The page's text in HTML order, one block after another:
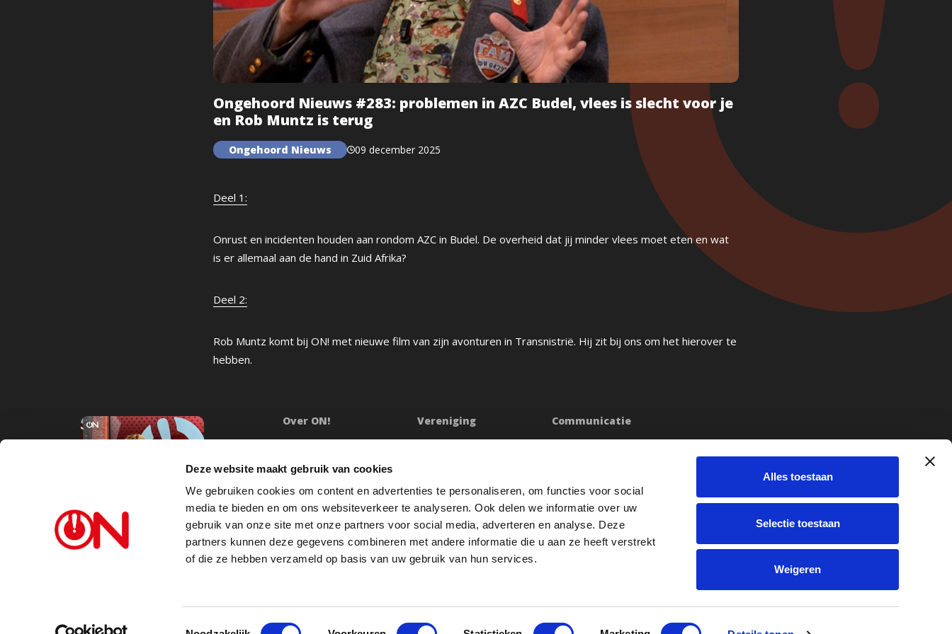
Deze website maakt gebruik van cookies
We gebruiken cookies om content en advertenties te personaliseren, om functies voor social
media te bieden en om ons websiteverkeer te analyseren. Ook delen we informatie over uw
gebruik van onze site met onze partners voor social media, adverteren en analyse. Deze
partners kunnen deze gegevens combineren met andere informatie die u aan ze heeft verstrekt
of die ze hebben verzameld op basis van uw gebruik van hun services.
Toestemmingsselectie
Alles toestaan
Selectie toestaan
Weigeren
Ongehoord Nieuws #283: problemen in AZC Budel, vlees is slecht voor je
en Rob Muntz is terug
Ongehoord Nieuws 09 december 2025
Deel 1:
Onrust en incidenten houden aan rondom AZC in Budel. De overheid dat jij minder vlees moet eten en wat
is er allemaal aan de hand in Zuid Afrika?
Deel 2:
Rob Muntz komt bij ON! met nieuwe film van zijn avonturen in Transnistrië. Hij zit bij ons om het hierover te
hebben.
Over ON!
Onze missie
Word lid
Steunbetuigingen
Vacatures
Vereniging
Bestuur
Jaarverslag
Redactiestatuut
Openbare registers
Communicatie
Persberichten & Juridisch
Oeps